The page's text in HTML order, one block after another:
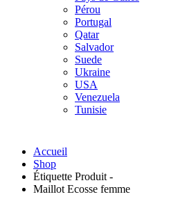
Pérou
Portugal
Qatar
Salvador
Suede
Ukraine
USA
Venezuela
Tunisie
Accueil
Shop
Étiquette Produit -
Maillot Ecosse femme